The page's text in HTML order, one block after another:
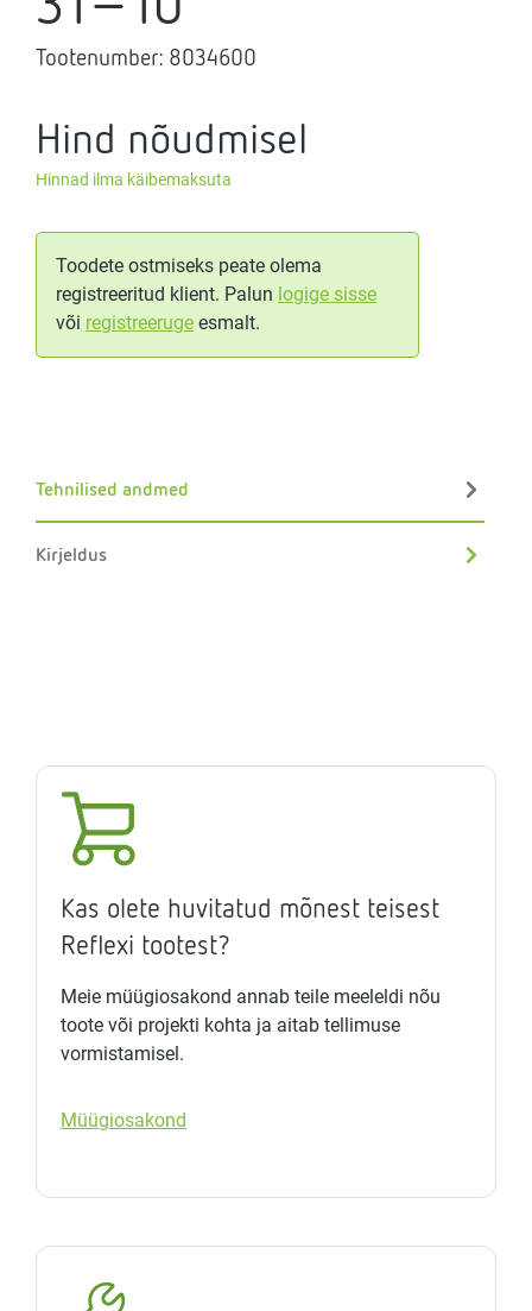
Tootenumber: 8034600
Hind nõudmisel
Hinnad ilma käibemaksuta
Toodete ostmiseks peate olema
registreeritud klient. Palun logige sisse
või registreeruge esmalt.
Tehnilised andmed
Kirjeldus
Kas olete huvitatud mõnest teisest
Reflexi tootest?
Meie müügiosakond annab teile meeleldi nõu
toote või projekti kohta ja aitab tellimuse
vormistamisel.
Müügiosakond